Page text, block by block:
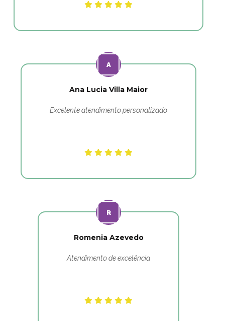
Ana Lucia Villa Maior
Excelente atendimento personalizado
Romenia Azevedo
Atendimento de excelência